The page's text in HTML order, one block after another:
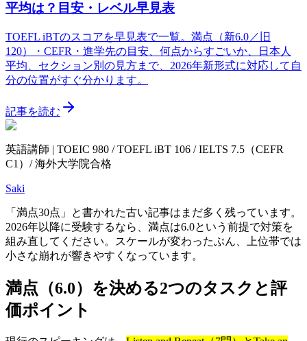
平均は？目安・レベル早見表
TOEFL iBTのスコアを早見表で一覧。満点（新6.0／旧
120）・CEFR・進学先の目安、何点からすごいか、日本人
平均、セクション別の見方まで、2026年新形式に対応して自
分の位置がすぐ分かります。
記事を読む
英語講師 | TOEIC 980 / TOEFL iBT 106 / IELTS 7.5（CEFR
C1）/ 海外大学院合格
Saki
「満点30点」と書かれた古い記事はまだ多く残っています。
2026年以降に受験するなら、満点は6.0という前提で対策を
組み直してください。スケールが変わったぶん、上位帯では
小さな崩れが響きやすくなっています。
満点（6.0）を決める2つのタスクと評
価ポイント